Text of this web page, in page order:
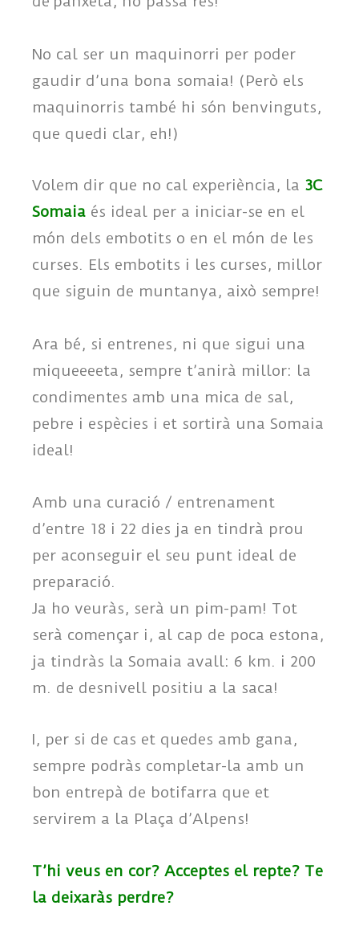
No cal ser un maquinorri per poder
gaudir d’una bona somaia! (Però els
maquinorris també hi són benvinguts,
que quedi clar, eh!)
Volem dir que no cal experiència, la 3C
Somaia és ideal per a iniciar-se en el
món dels embotits o en el món de les
curses. Els embotits i les curses, millor
que siguin de muntanya, això sempre!
Ara bé, si entrenes, ni que sigui una
miqueeeeta, sempre t’anirà millor: la
condimentes amb una mica de sal,
pebre i espècies i et sortirà una Somaia
ideal!
Amb una curació / entrenament
d’entre 18 i 22 dies ja en tindrà prou
per aconseguir el seu punt ideal de
preparació.
Ja ho veuràs, serà un pim-pam! Tot
serà començar i, al cap de poca estona,
ja tindràs la Somaia avall: 6 km. i 200
m. de desnivell positiu a la saca!
I, per si de cas et quedes amb gana,
sempre podràs completar-la amb un
bon entrepà de botifarra que et
servirem a la Plaça d’Alpens!
T’hi veus en cor? Acceptes el repte? Te
la deixaràs perdre?